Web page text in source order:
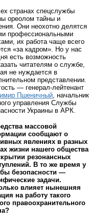
странах спецслужбы
ореолом тайны и
Они неохотно делятся
профессиональными
их работа чаще всего
«за кадром». Но у нас
есть возможность
читателям о службе,
не нуждается в
представлении.
— генерал-лейтенант
Пшеничный , начальник
управления Службы
Украины в АРК.
массовой
сообщают о
явлениях в разных
жизни нашего общества
резонансных
В то же время у
безопасности —
задачи.
влияет нынешняя
на работу такого
правоохранительного